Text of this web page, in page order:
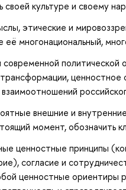
своей культуре и своему
этические и
многонациональный,
политической
внешние и
момент, обозначить
ценностные принципы
согласие и
ценностные ориентиры